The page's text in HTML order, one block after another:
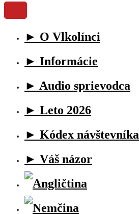
► O Vlkolínci
► Informácie
► Audio sprievodca
► Leto 2026
► Kódex návštevníka
► Váš názor